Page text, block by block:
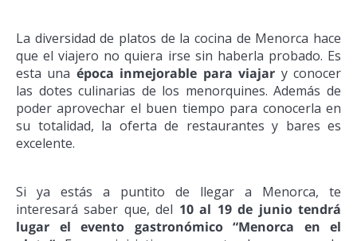
La diversidad de platos de la cocina de Menorca hace
que el viajero no quiera irse sin haberla probado. Es
esta una época inmejorable para viajar y conocer
las dotes culinarias de los menorquines. Además de
poder aprovechar el buen tiempo para conocerla en
su totalidad, la oferta de restaurantes y bares es
excelente.
Si ya estás a puntito de llegar a Menorca, te
interesará saber que, del 10 al 19 de junio tendrá
lugar el evento gastronómico “Menorca en el